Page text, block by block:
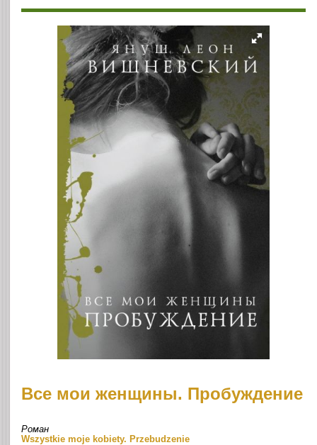
Все мои женщины. Пробуждение
Роман
Wszystkie moje kobiety. Przebudzenie